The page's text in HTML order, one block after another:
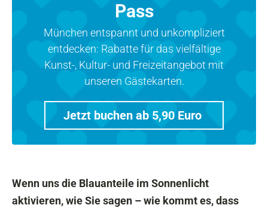
Pass
München entspannt und unkompliziert
entdecken: Rabatte für das vielfältige
Kunst-, Kultur- und Freizeitangebot mit
unseren Gästekarten.
Jetzt buchen ab 5,90 Euro
Wenn uns die Blauanteile im Sonnenlicht
aktivieren, wie Sie sagen – wie kommt es, dass